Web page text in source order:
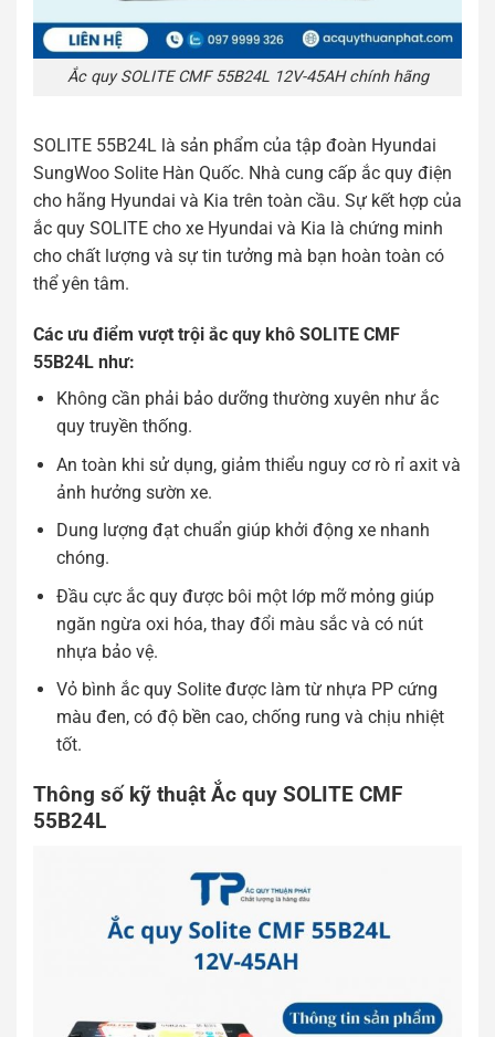
Ắc quy SOLITE CMF 55B24L 12V-45AH chính hãng
SOLITE 55B24L là sản phẩm của tập đoàn Hyundai
SungWoo Solite Hàn Quốc. Nhà cung cấp ắc quy điện
cho hãng Hyundai và Kia trên toàn cầu. Sự kết hợp của
ắc quy SOLITE cho xe Hyundai và Kia là chứng minh
cho chất lượng và sự tin tưởng mà bạn hoàn toàn có
thể yên tâm.
Các ưu điểm vượt trội ắc quy khô SOLITE CMF
55B24L như:
Không cần phải bảo dưỡng thường xuyên như ắc
quy truyền thống.
An toàn khi sử dụng, giảm thiểu nguy cơ rò rỉ axit và
ảnh hưởng sườn xe.
Dung lượng đạt chuẩn giúp khởi động xe nhanh
chóng.
Đầu cực ắc quy được bôi một lớp mỡ mỏng giúp
ngăn ngừa oxi hóa, thay đổi màu sắc và có nút
nhựa bảo vệ.
Vỏ bình ắc quy Solite được làm từ nhựa PP cứng
màu đen, có độ bền cao, chống rung và chịu nhiệt
tốt.
Thông số kỹ thuật Ắc quy SOLITE CMF
55B24L